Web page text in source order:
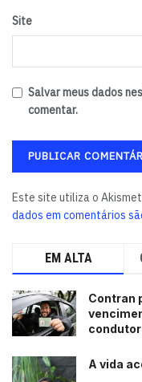
Site
Salvar meus dados
comentar.
Este site utiliza o
dados em comentários
EM ALTA
Contran
A vida